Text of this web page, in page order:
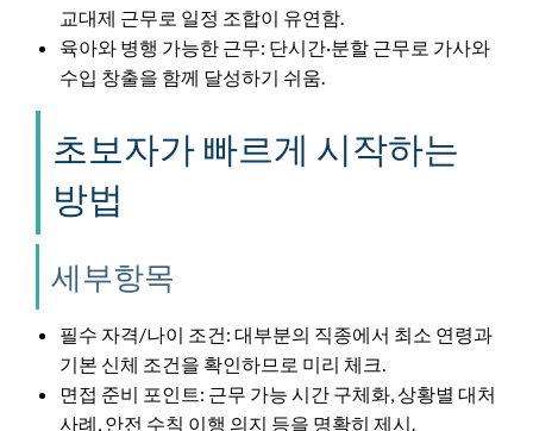
교대제 근무로 일정 조합이 유연함.
육아와 병행 가능한 근무: 단시간·분할 근무로 가사와
수입 창출을 함께 달성하기 쉬움.
초보자가 빠르게 시작하는
방법
세부항목
필수 자격/나이 조건: 대부분의 직종에서 최소 연령과
기본 신체 조건을 확인하므로 미리 체크.
면접 준비 포인트: 근무 가능 시간 구체화, 상황별 대처
사례, 안전 수칙 이행 의지 등을 명확히 제시.